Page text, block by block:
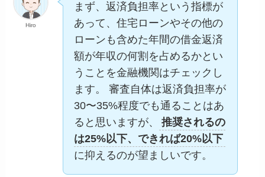
Hiro
まず、返済負担率という指標が
あって、住宅ローンやその他の
ローンも含めた年間の借金返済
額が年収の何割を占めるかとい
うことを金融機関はチェックし
ます。 審査自体は返済負担率が
30〜35%程度でも通ることはあ
ると思いますが、
推奨されるの
は25%以下、できれば20%以下
に抑えるのが望ましいです。